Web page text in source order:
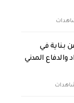
بناية في
المدني